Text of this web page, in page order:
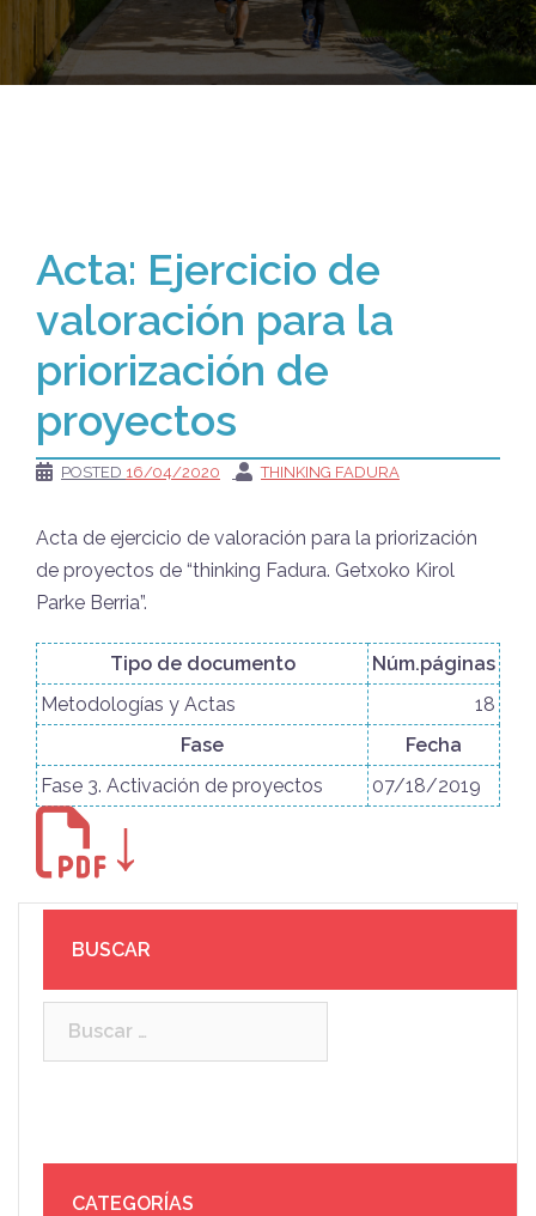
Acta: Ejercicio de
valoración para la
priorización de
proyectos
POSTED 16/04/2020 THINKING FADURA
Acta de ejercicio de valoración para la priorización
de proyectos de “thinking Fadura. Getxoko Kirol
Parke Berria”.
Tipo de documento
Núm.páginas
Metodologías y Actas
18
Fase
Fecha
Fase 3. Activación de proyectos
07/18/2019
↓
BUSCAR
CATEGORÍAS